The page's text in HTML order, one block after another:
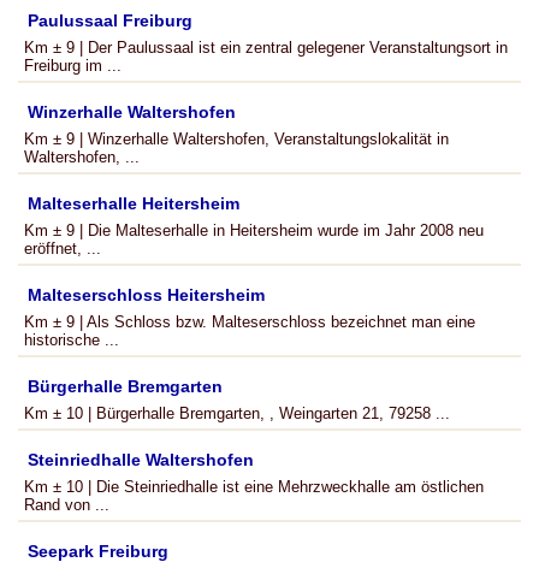
Paulussaal Freiburg
Km ± 9 | Der Paulussaal ist ein zentral gelegener Veranstaltungsort in
Freiburg im ...
Winzerhalle Waltershofen
Km ± 9 | Winzerhalle Waltershofen, Veranstaltungslokalität in
Waltershofen, ...
Malteserhalle Heitersheim
Km ± 9 | Die Mal­te­s­er­halle in Heitersheim wurde im Jahr 2008 neu
eröffnet, ...
Malteserschloss Heitersheim
Km ± 9 | Als Schloss bzw. Malteserschloss bezeichnet man eine
historische ...
Bürgerhalle Bremgarten
Km ± 10 | Bürgerhalle Bremgarten, , Weingarten 21, 79258 ...
Steinriedhalle Waltershofen
Km ± 10 | Die Steinriedhalle ist eine Mehrzweckhalle am östlichen
Rand von ...
Seepark Freiburg